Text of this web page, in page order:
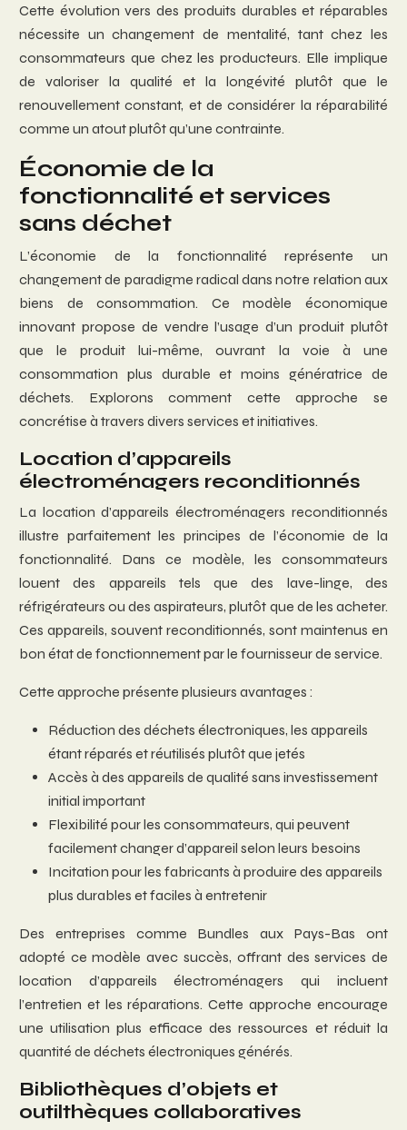
Cette évolution vers des produits durables et réparables
nécessite un changement de mentalité, tant chez les
consommateurs que chez les producteurs. Elle implique
de valoriser la qualité et la longévité plutôt que le
renouvellement constant, et de considérer la réparabilité
comme un atout plutôt qu’une contrainte.
Économie de la
fonctionnalité et services
sans déchet
L’économie de la fonctionnalité représente un
changement de paradigme radical dans notre relation aux
biens de consommation. Ce modèle économique
innovant propose de vendre l’usage d’un produit plutôt
que le produit lui-même, ouvrant la voie à une
consommation plus durable et moins génératrice de
déchets. Explorons comment cette approche se
concrétise à travers divers services et initiatives.
Location d’appareils
électroménagers reconditionnés
La location d’appareils électroménagers reconditionnés
illustre parfaitement les principes de l’économie de la
fonctionnalité. Dans ce modèle, les consommateurs
louent des appareils tels que des lave-linge, des
réfrigérateurs ou des aspirateurs, plutôt que de les acheter.
Ces appareils, souvent reconditionnés, sont maintenus en
bon état de fonctionnement par le fournisseur de service.
Cette approche présente plusieurs avantages :
Réduction des déchets électroniques, les appareils
étant réparés et réutilisés plutôt que jetés
Accès à des appareils de qualité sans investissement
initial important
Flexibilité pour les consommateurs, qui peuvent
facilement changer d’appareil selon leurs besoins
Incitation pour les fabricants à produire des appareils
plus durables et faciles à entretenir
Des entreprises comme Bundles aux Pays-Bas ont
adopté ce modèle avec succès, offrant des services de
location d’appareils électroménagers qui incluent
l’entretien et les réparations. Cette approche encourage
une utilisation plus efficace des ressources et réduit la
quantité de déchets électroniques générés.
Bibliothèques d’objets et
outilthèques collaboratives